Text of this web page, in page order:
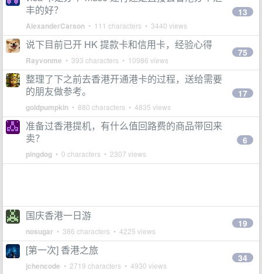
丰的好？
AlexanderCarson • 111 characters • 3440 views
13
说下目前已开 HK 提款卡和信用卡，经验心得
Rayvonme • 393 characters • 10986 views
75
整理了下之前去香港开通港卡的过程，送给需要
的朋友做参考。
goldpumpkin • 880 characters • 4835 views
17
准备过香港提机，有什么值回路费的商品带回来
卖？
pingdog • 0 characters • 2307 views
6
国庆香港一日游
nosugar • 386 characters • 4225 views
19
[第一次] 香港之旅
jchencode • 2719 characters • 4930 views
34